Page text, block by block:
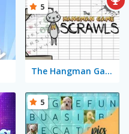
The Hangman Game Scrawl
5
5